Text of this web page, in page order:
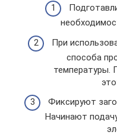
При
способа
температуры.
Фиксируют
Начинают